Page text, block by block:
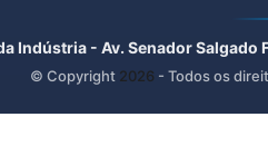
Indústria - Av. Senador
© Copyright 2026 - Todos os